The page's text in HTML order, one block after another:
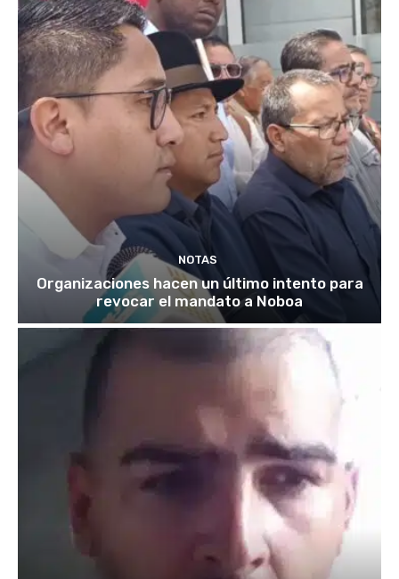
NOTAS
Organizaciones hacen un último intento para
revocar el mandato a Noboa